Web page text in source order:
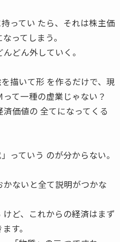
ってい たら、それは株主価
ってしまう。
どん外していく。
描いて形 を作るだけで、現
て一種の虚業じゃない？
価値の 全てになってくる
ていう のが分からない。
ないと全て説明がつかな
ど、これからの経済はまず
す。